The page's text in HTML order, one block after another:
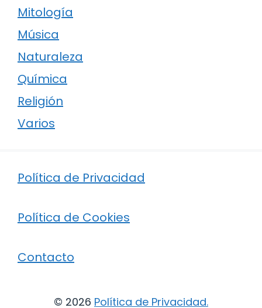
Mitología
Música
Naturaleza
Química
Religión
Varios
Política de Privacidad
Política de Cookies
Contacto
© 2026 Política de Privacidad.